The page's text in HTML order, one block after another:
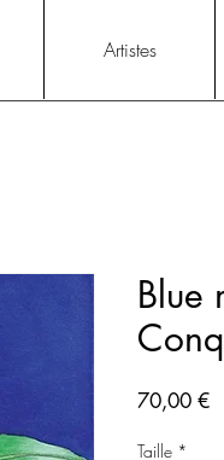
Artistes
Blue
70,00 €
Taille *